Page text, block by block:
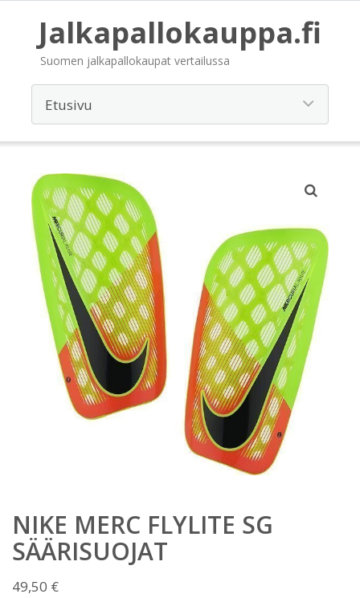
Jalkapallokauppa.fi
Suomen jalkapallokaupat vertailussa
NIKE MERC FLYLITE SG
SÄÄRISUOJAT
49,50 €